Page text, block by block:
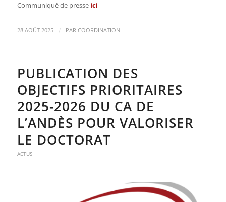
Communiqué de presse ici
28 AOÛT 2025 / PAR COORDINATION
PUBLICATION DES
OBJECTIFS PRIORITAIRES
2025-2026 DU CA DE
L’ANDÈS POUR VALORISER
LE DOCTORAT
ACTUS